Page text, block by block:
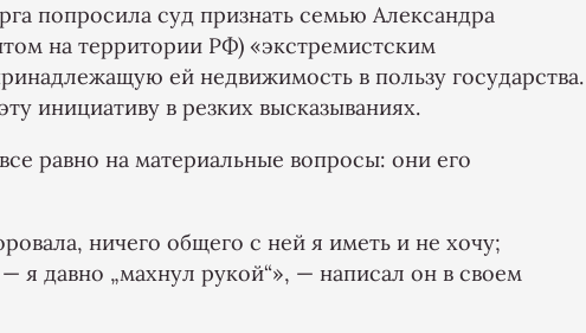
попросила суд признать семью Александра
на территории РФ) «экстремистским
ей недвижимость в пользу государства.
инициативу в резких высказываниях.
равно на материальные вопросы: они его
ничего общего с ней я иметь и не хочу;
я давно „махнул рукой“», — написал он в своем